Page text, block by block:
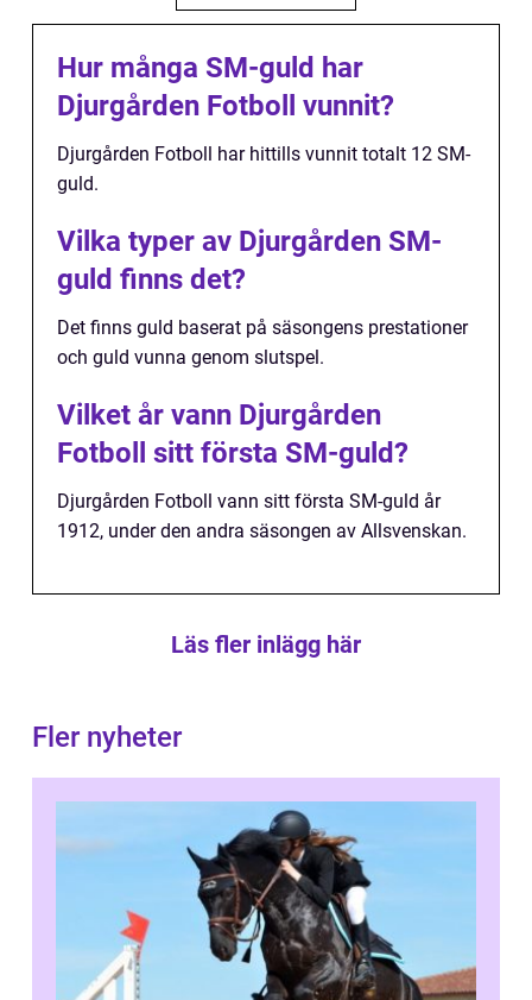
Hur många SM-guld har
Djurgården Fotboll vunnit?
Djurgården Fotboll har hittills vunnit totalt 12 SM-
guld.
Vilka typer av Djurgården SM-
guld finns det?
Det finns guld baserat på säsongens prestationer
och guld vunna genom slutspel.
Vilket år vann Djurgården
Fotboll sitt första SM-guld?
Djurgården Fotboll vann sitt första SM-guld år
1912, under den andra säsongen av Allsvenskan.
Läs fler inlägg här
Fler nyheter